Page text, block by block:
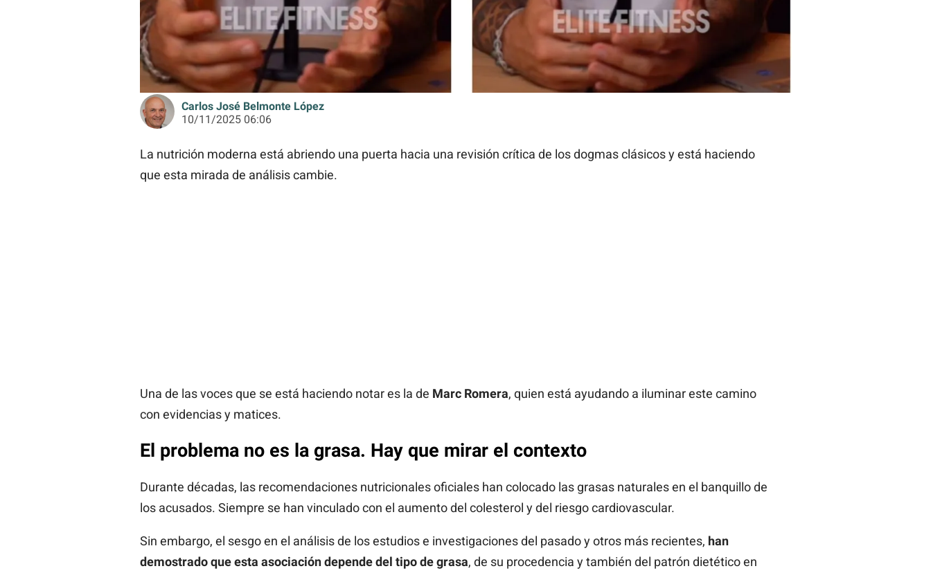
Carlos José Belmonte López
10/11/2025 06:06
La nutrición moderna está abriendo una puerta hacia una revisión crítica de los dogmas clásicos y está haciendo
que esta mirada de análisis cambie.
Una de las voces que se está haciendo notar es la de Marc Romera, quien está ayudando a iluminar este camino
con evidencias y matices.
El problema no es la grasa. Hay que mirar el contexto
Durante décadas, las recomendaciones nutricionales oficiales han colocado las grasas naturales en el banquillo de
los acusados. Siempre se han vinculado con el aumento del colesterol y del riesgo cardiovascular.
Sin embargo, el sesgo en el análisis de los estudios e investigaciones del pasado y otros más recientes, han
demostrado que esta asociación depende del tipo de grasa, de su procedencia y también del patrón dietético en